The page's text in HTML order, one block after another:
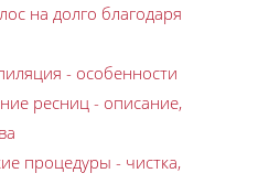
на долго благодаря
- особенности
ресниц - описание,
процедуры - чистка,